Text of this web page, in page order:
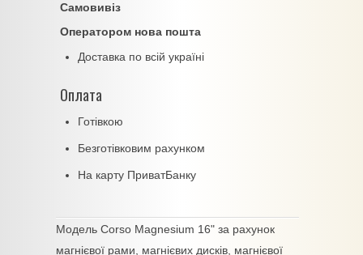
Самовивіз
Оператором нова пошта
Доставка по всій україні
Оплата
Готівкою
Безготівковим рахунком
На карту ПриватБанку
Модель Corso Magnesium 16" за рахунок
магнієвої рами, магнієвих дисків, магнієвої